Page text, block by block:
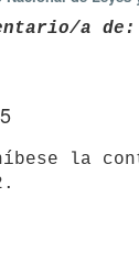
a de: